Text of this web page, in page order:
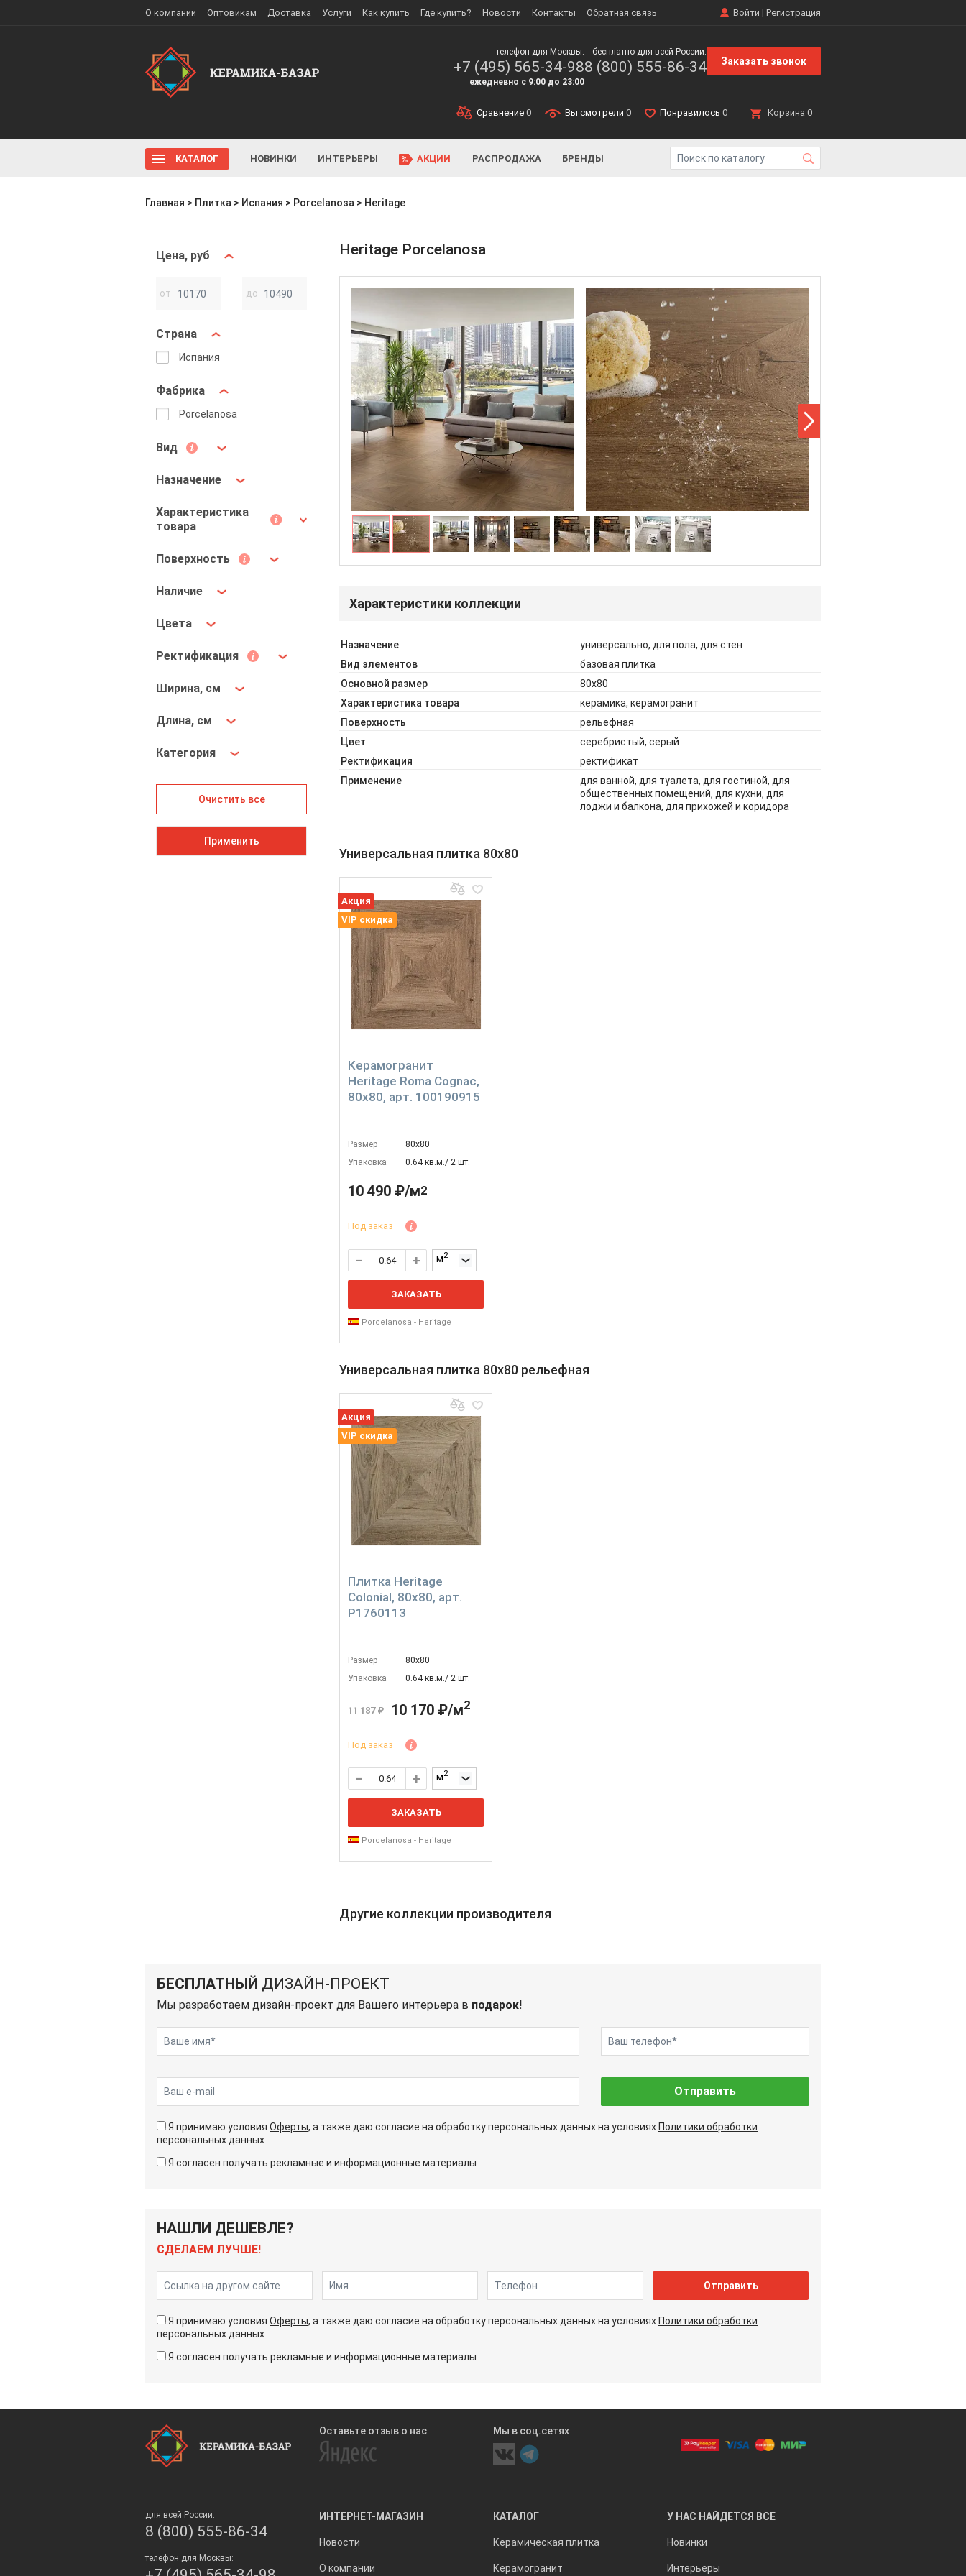
Войти | Регистрация
О компании Оптовикам Доставка Услуги Как купить Где купить? Новости Контакты Обратная связь
телефон для Москвы:
+7 (495) 565-34-98
ежедневно с 9:00 до 23:00
бесплатно для всей России:
8 (800) 555-86-34 Заказать звонок
Сравнение 0 Вы смотрели 0 Понравилось 0 Корзина 0
КАТАЛОГ НОВИНКИ ИНТЕРЬЕРЫ АКЦИИ РАСПРОДАЖА БРЕНДЫ
Главная > Плитка > Испания > Porcelanosa > Heritage
Цена, руб
Страна
Испания
Фабрика
Porcelanosa
Вид
Назначение
Характеристика
товара
Поверхность
Наличие
Цвета
Ректификация
Ширина, см
Длина, см
Категория
Очистить все
Применить
Heritage Porcelanosa
Характеристики коллекции
Назначение
универсально, для пола, для стен
Вид элементов
базовая плитка
Основной размер
80x80
Характеристика товара
керамика, керамогранит
Поверхность
рельефная
Цвет
серебристый, серый
Ректификация
ректификат
Применение
для ванной, для туалета, для гостиной, для
общественных помещений, для кухни, для
лоджи и балкона, для прихожей и коридора
Универсальная плитка 80x80
Керамогранит
Heritage Roma Cognac,
80x80, арт. 100190915
Размер
80х80
Упаковка
0.64 кв.м./ 2 шт.
Акция
VIP скидка
10 490 ₽/м2
Под заказ
м2
ЗАКАЗАТЬ
Porcelanosa - Heritage
Универсальная плитка 80x80 рельефная
Плитка Heritage
Colonial, 80x80, арт.
P1760113
Размер
80х80
Упаковка
0.64 кв.м./ 2 шт.
Акция
VIP скидка
11 187 ₽ 10 170 ₽/м2
Под заказ
м2
ЗАКАЗАТЬ
Porcelanosa - Heritage
Другие коллекции производителя
БЕСПЛАТНЫЙ ДИЗАЙН-ПРОЕКТ
Мы разработаем дизайн-проект для Вашего интерьера в подарок!
Отправить
Я принимаю условия Оферты, а также даю согласие на обработку персональных данных на условиях Политики обработки
персональных данных
Я согласен получать рекламные и информационные материалы
НАШЛИ ДЕШЕВЛЕ?
СДЕЛАЕМ ЛУЧШЕ!
Отправить
Я принимаю условия Оферты, а также даю согласие на обработку персональных данных на условиях Политики обработки
персональных данных
Я согласен получать рекламные и информационные материалы
Оставьте отзыв о нас Мы в соц.сетях
для всей России:
8 (800) 555-86-34
телефон для Москвы:
ИНТЕРНЕТ-МАГАЗИН
Новости
О компании
КАТАЛОГ
Керамическая плитка
Керамогранит
У НАС НАЙДЕТСЯ ВСЕ
Новинки
Интерьеры